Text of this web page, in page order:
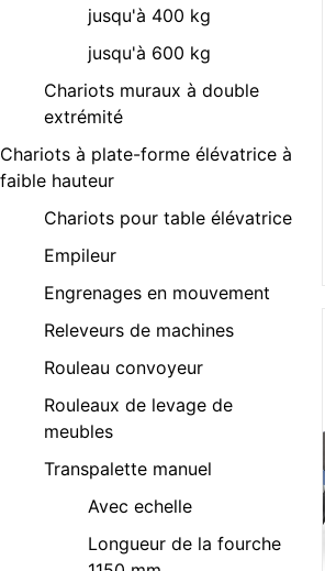
jusqu'à 400 kg
jusqu'à 600 kg
Chariots muraux à double
extrémité
Chariots à plate-forme élévatrice à
faible hauteur
Chariots pour table élévatrice
Empileur
Engrenages en mouvement
Releveurs de machines
Rouleau convoyeur
Rouleaux de levage de
meubles
Transpalette manuel
Avec echelle
Longueur de la fourche